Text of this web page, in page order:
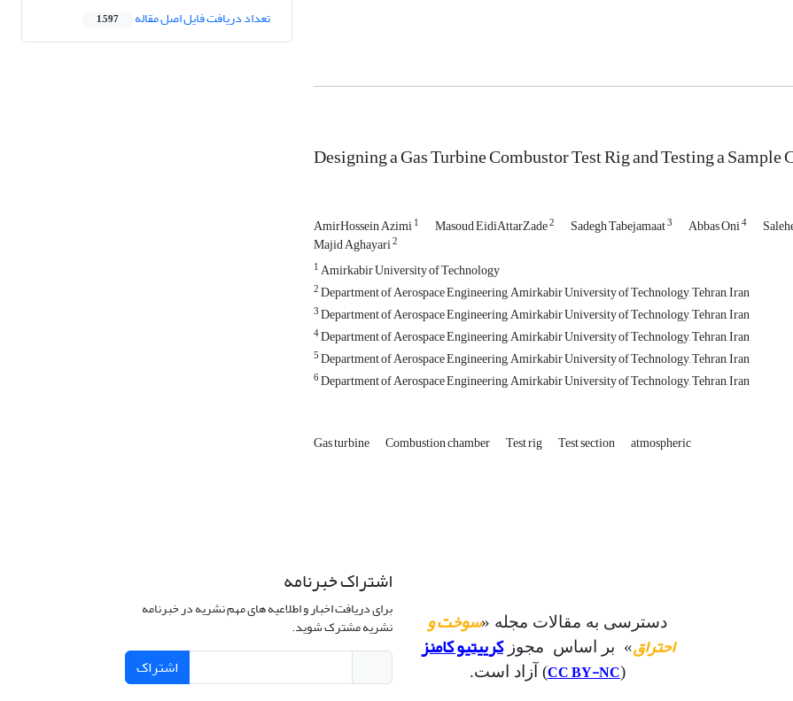
Designing a Gas Turbine Combustor Test Rig and Testing a
AmirHossein Azimi1 Masoud EidiAttarZade2 Sadegh Tabejamaat3 Abbas Oni4
Majid Aghayari2
1Amirkabir University of Technology
2Department of Aerospace Engineering, Amirkabir University of Technology, Tehran, Iran
3Department of Aerospace Engineering, Amirkabir University of Technology, Tehran, Iran
4Department of Aerospace Engineering, Amirkabir University of Technology, Tehran, Iran
5Department of Aerospace Engineering, Amirkabir University of Technology, Tehran, Iran
6Department of Aerospace Engineering, Amirkabir University of Technology, Tehran, Iran
Gas turbine Combustion chamber Test rig Test section atmospheric
تعداد دریافت فایل اصل مقاله 1,597
دسترسی به مقالات مجله «سوخت و
احتراق» بر اساس مجوزکرییتیو کامنز
(
CC BY-NC) آزاد است.
اشتراک خبرنامه
برای دریافت اخبار و اطلاعیه های مهم نشریه در خبرنامه
نشریه مشترک شوید.
اشتراک